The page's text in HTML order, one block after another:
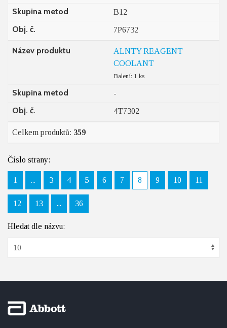
Skupina metod B12
Obj. č. 7P6732
Název produktu
ALNTY REAGENT
COOLANT
Balení: 1 ks
Skupina metod -
Obj. č. 4T7302
Celkem produktů: 359
Číslo strany:
1 ... 3 4 5 6 7 8 9 10 11
12 13 ... 36
Hledat dle názvu: